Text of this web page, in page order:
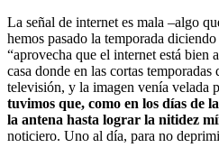
La señal de internet es mala –algo
hemos pasado la temporada
“aprovecha que el internet está bien
casa donde en las cortas temporadas
televisión, y la imagen venía velada
tuvimos que, como en los días de
la antena hasta lograr la nitidez
noticiero. Uno al día, para no